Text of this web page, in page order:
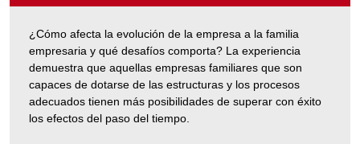
"1.2
ACCIONISTAS"
¿Cómo afecta la evolución de la empresa a la familia
empresaria y qué desafíos comporta? La experiencia
demuestra que aquellas empresas familiares que son
capaces de dotarse de las estructuras y los procesos
adecuados tienen más posibilidades de superar con éxito
los efectos del paso del tiempo.